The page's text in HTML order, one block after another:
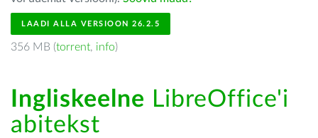
LAADI ALLA VERSIOON 26.2.5
356 MB (torrent, info)
Ingliskeelne LibreOffice'i
abitekst